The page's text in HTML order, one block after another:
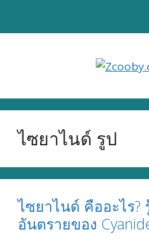
ไซยาไนด์ รูป
ไซยาไนด์ คืออะไร?
อันตรายของ